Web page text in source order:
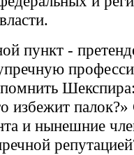
пункт -
избежит
и нынешние